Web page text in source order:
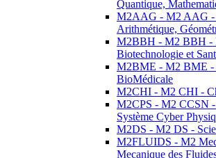
Quantique,
M2AAG - M2 AAG -
Arithmétique,
M2BBH - M2 BBH -
Biotechnologie et
M2BME - M2 BME -
BioMédicale
M2CHI - M2 CHI -
M2CPS - M2 CCSN
Système Cyber
M2DS - M2 DS -
M2FLUIDS - M2
Mecanique des